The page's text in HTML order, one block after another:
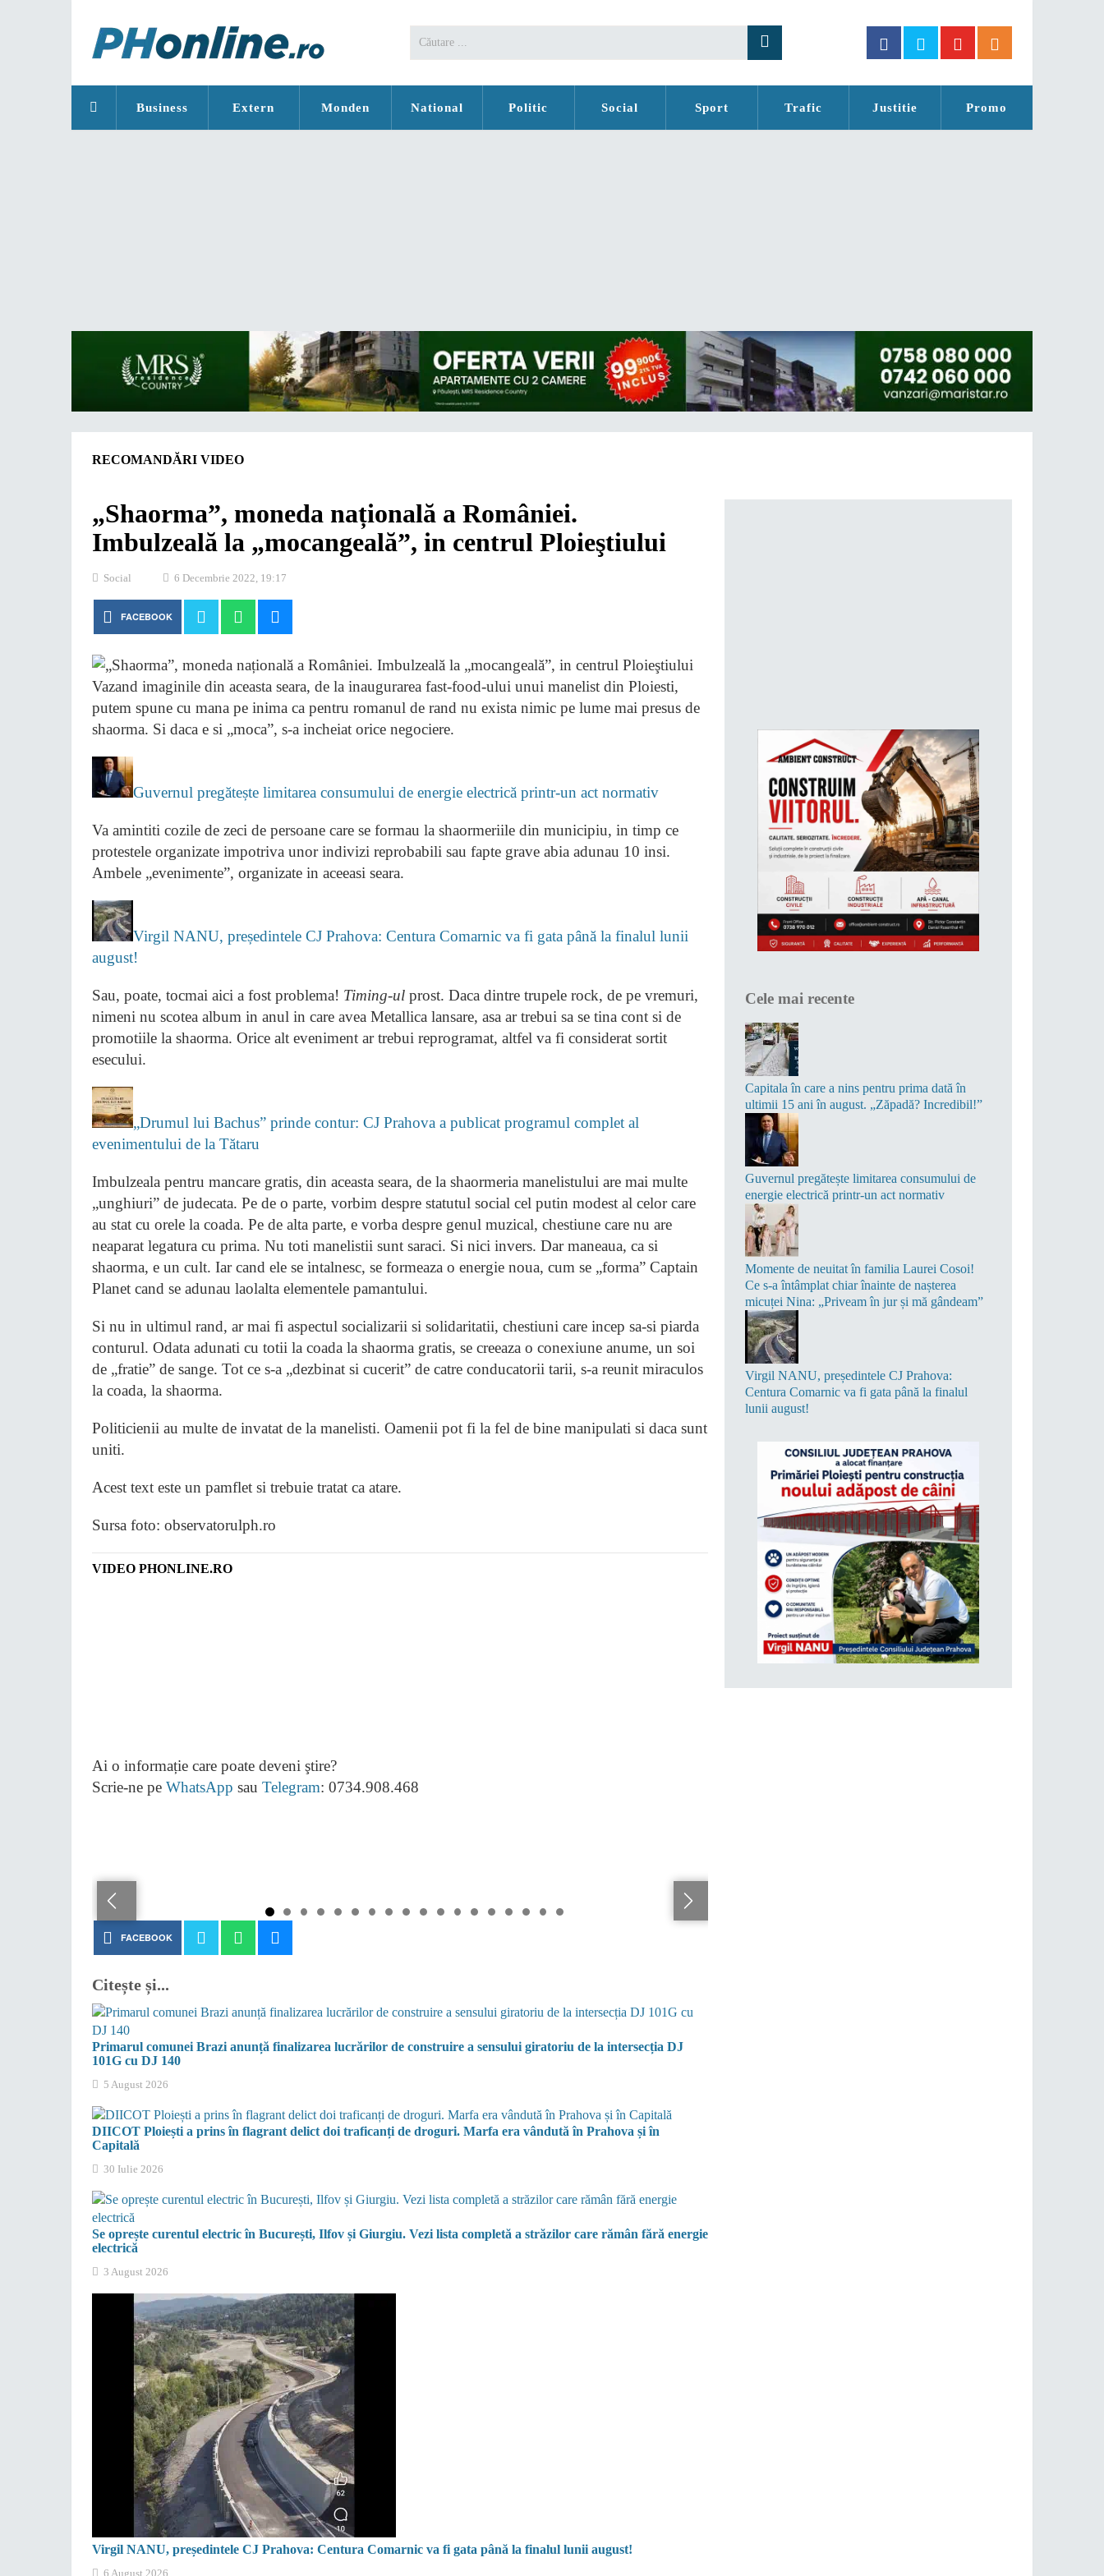
Business Extern Monden National Politic Social Sport Trafic Justitie Promo
RECOMANDĂRI VIDEO
„Shaorma”, moneda națională a României.
Imbulzeală la „mocangeală”, in centrul Ploieştiului
Social 6 Decembrie 2022, 19:17
FACEBOOK
Vazand imaginile din aceasta seara, de la inaugurarea fast-food-ului unui manelist din Ploiesti,
putem spune cu mana pe inima ca pentru romanul de rand nu exista nimic pe lume mai presus de
shaorma. Si daca e si „moca”, s-a incheiat orice negociere.
Guvernul pregătește limitarea consumului de energie electrică printr-un act normativ
Va amintiti cozile de zeci de persoane care se formau la shaormeriile din municipiu, in timp ce
protestele organizate impotriva unor indivizi reprobabili sau fapte grave abia adunau 10 insi.
Ambele „evenimente”, organizate in aceeasi seara.
Virgil NANU, președintele CJ Prahova: Centura Comarnic va fi gata până la finalul lunii
august!
Sau, poate, tocmai aici a fost problema! Timing-ul prost. Daca dintre trupele rock, de pe vremuri,
nimeni nu scotea album in anul in care avea Metallica lansare, asa ar trebui sa se tina cont si de
promotiile la shaorma. Orice alt eveniment ar trebui reprogramat, altfel va fi considerat sortit
esecului.
„Drumul lui Bachus” prinde contur: CJ Prahova a publicat programul complet al
evenimentului de la Tătaru
Imbulzeala pentru mancare gratis, din aceasta seara, de la shaormeria manelistului are mai multe
„unghiuri” de judecata. Pe de o parte, vorbim despre statutul social cel putin modest al celor care
au stat cu orele la coada. Pe de alta parte, e vorba despre genul muzical, chestiune care nu are
neaparat legatura cu prima. Nu toti manelistii sunt saraci. Si nici invers. Dar maneaua, ca si
shaorma, e un cult. Iar cand ele se intalnesc, se formeaza o energie noua, cum se „forma” Captain
Planet cand se adunau laolalta elementele pamantului.
Si nu in ultimul rand, ar mai fi aspectul socializarii si solidaritatii, chestiuni care incep sa-si piarda
conturul. Odata adunati cu totii la coada la shaorma gratis, se creeaza o conexiune anume, un soi
de „fratie” de sange. Tot ce s-a „dezbinat si cucerit” de catre conducatorii tarii, s-a reunit miraculos
la coada, la shaorma.
Politicienii au multe de invatat de la manelisti. Oamenii pot fi la fel de bine manipulati si daca sunt
uniti.
Acest text este un pamflet si trebuie tratat ca atare.
Sursa foto: observatorulph.ro
VIDEO PHONLINE.RO
Ai o informație care poate deveni ştire?
Scrie-ne pe WhatsApp sau Telegram: 0734.908.468
FACEBOOK
Citește și...
Primarul comunei Brazi anunță finalizarea lucrărilor de construire a sensului giratoriu de la intersecția DJ
101G cu DJ 140
5 August 2026
DIICOT Ploiești a prins în flagrant delict doi traficanți de droguri. Marfa era vândută în Prahova și în
Capitală
30 Iulie 2026
Se oprește curentul electric în București, Ilfov și Giurgiu. Vezi lista completă a străzilor care rămân fără energie
electrică
3 August 2026
Virgil NANU, președintele CJ Prahova: Centura Comarnic va fi gata până la finalul lunii august!
6 August 2026
Cele mai recente
Capitala în care a nins pentru prima dată în
ultimii 15 ani în august. „Zăpadă? Incredibil!”
Guvernul pregătește limitarea consumului de
energie electrică printr-un act normativ
Momente de neuitat în familia Laurei Cosoi!
Ce s-a întâmplat chiar înainte de nașterea
micuței Nina: „Priveam în jur și mă gândeam”
Virgil NANU, președintele CJ Prahova:
Centura Comarnic va fi gata până la finalul
lunii august!